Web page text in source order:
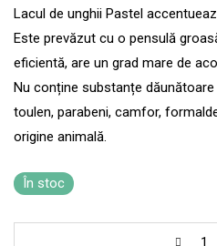
Lacul de unghii Pastel
Este prevăzut cu o pensulă
eficientă, are un grad mare de
Nu conține substanțe
toulen, parabeni, camfor,
origine animală.
În stoc